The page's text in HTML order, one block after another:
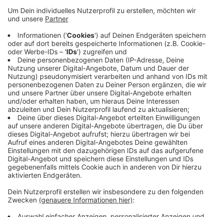
Hehlrather Straße gestanden.
den Jugendtreff eingebrochen und haben einige
Wertgegenstände geklaut.
Hinweise zu beiden Taten nimmt die Aachener
Polizei entgegen - unter Telefon 0241/9577-33301
und außerhalb der Dienstzeiten unter der
0241/9577-34210.
Veröffentlicht:Dienstag, 01.09.2020 09:41
Anzeige